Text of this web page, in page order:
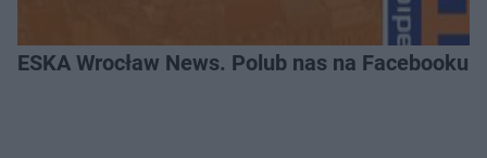
ESKA Wrocław News. Polub nas na Facebooku!